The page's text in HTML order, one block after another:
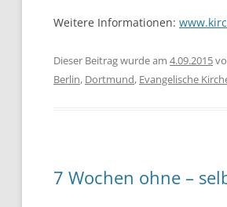
Weitere Informationen:
Dieser Beitrag wurde am 4.09.2015
Berlin, Dortmund, Evangelische
7 Wochen ohne –